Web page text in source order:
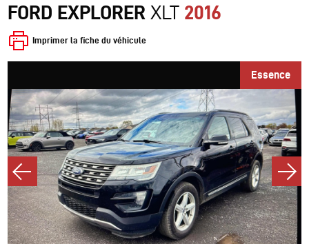
FORD EXPLORER XLT 2016
Imprimer la fiche du véhicule
Essence